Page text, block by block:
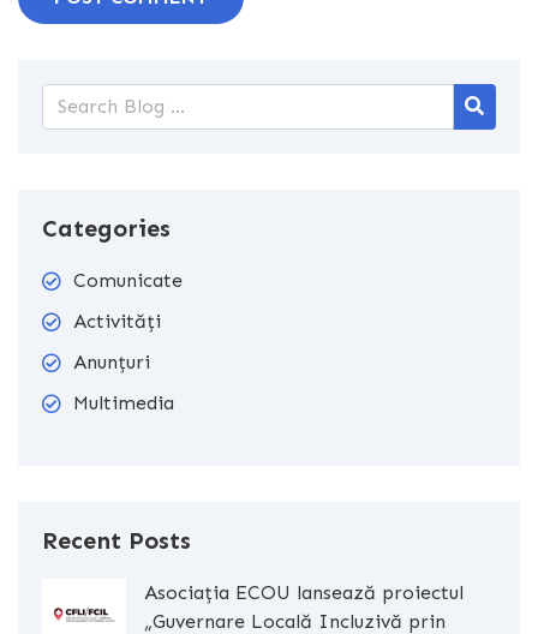
Categories
Comunicate
Activități
Anunțuri
Multimedia
Recent Posts
Asociația ECOU lansează proiectul
„Guvernare Locală Incluzivă prin